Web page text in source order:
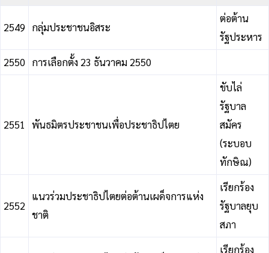
2549 กลุ่มประชาชนอิสระ
ต่อต้าน
รัฐประหาร
2550 การเลือกตั้ง 23 ธันวาคม 2550
2551 พันธมิตรประชาชนเพื่อประชาธิปไตย
ขับไล่
รัฐบาล
สมัคร
(ระบอบ
ทักษิณ)
2552
แนวร่วมประชาธิปไตยต่อต้านเผด็จการแห่ง
ชาติ
เรียกร้อง
รัฐบาลยุบ
สภา
เรียกร้อง